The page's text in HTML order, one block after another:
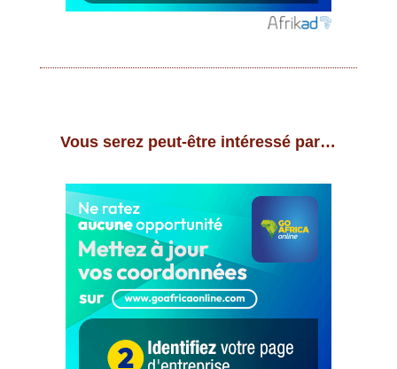
Vous serez peut-être intéressé par…